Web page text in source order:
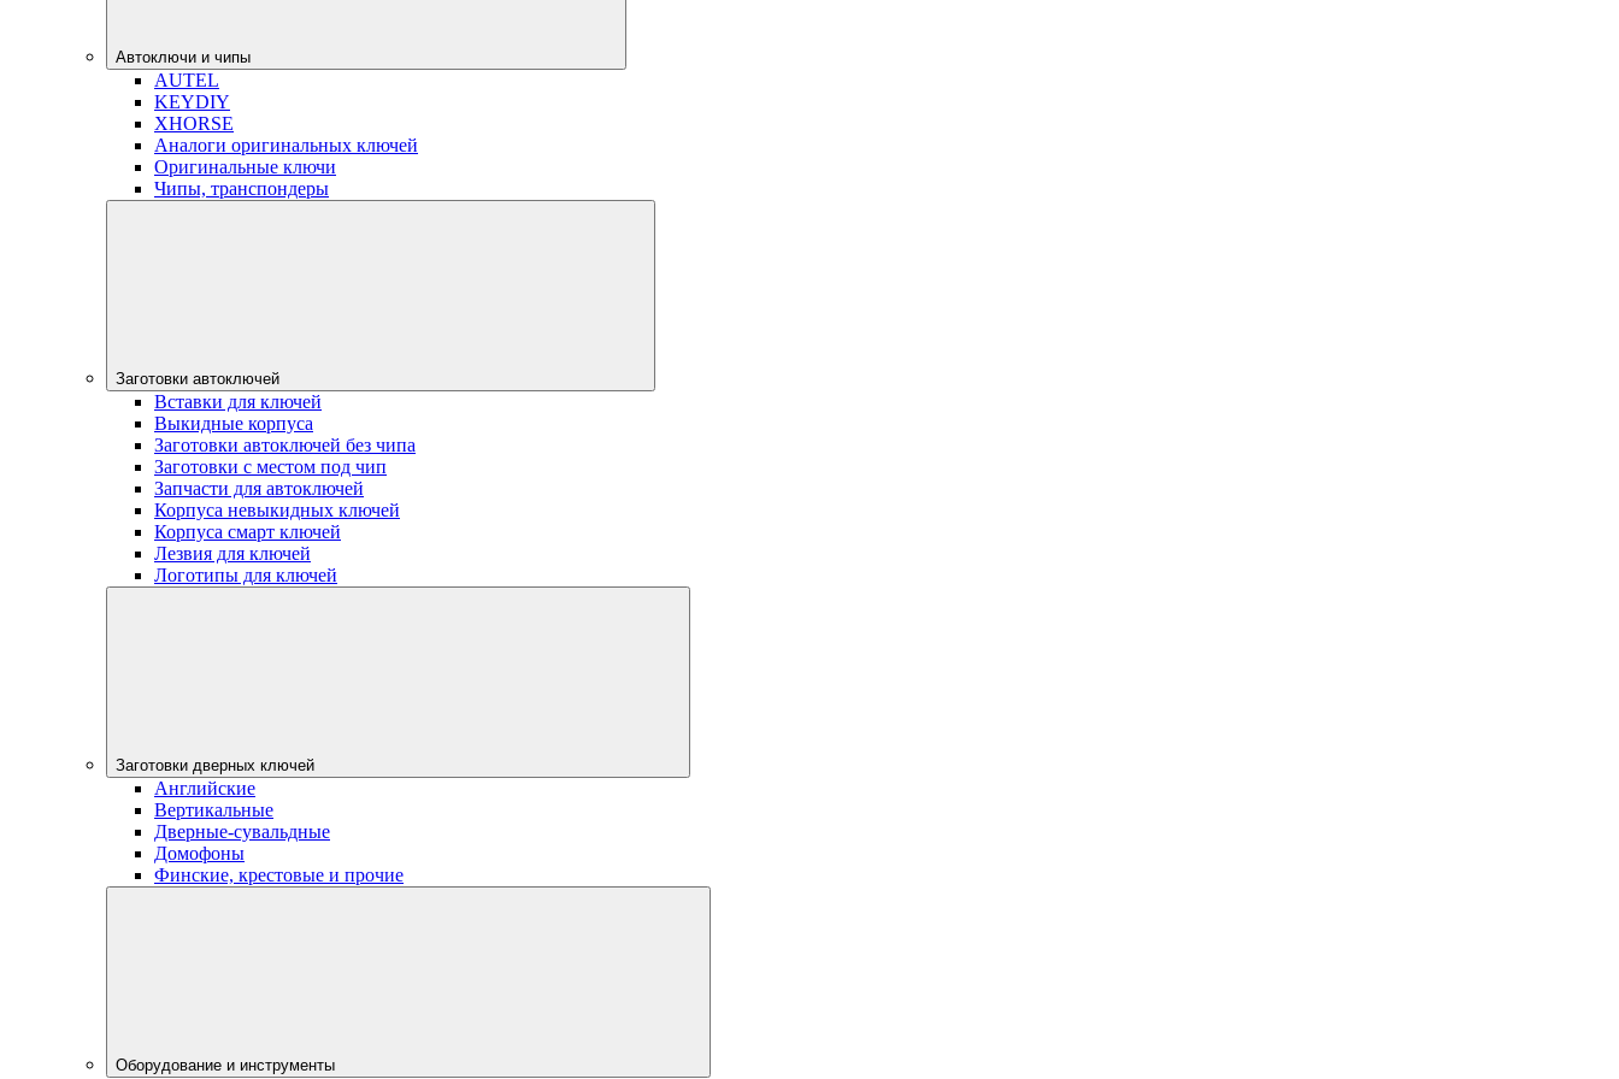
Автоключи и чипы
AUTEL
KEYDIY
XHORSE
Аналоги оригинальных ключей
Оригинальные ключи
Чипы, транспондеры
Заготовки автоключей
Вставки для ключей
Выкидные корпуса
Заготовки автоключей без чипа
Заготовки с местом под чип
Запчасти для автоключей
Корпуса невыкидных ключей
Корпуса смарт ключей
Лезвия для ключей
Логотипы для ключей
Заготовки дверных ключей
Английские
Вертикальные
Дверные-сувальдные
Домофоны
Финские, крестовые и прочие
Оборудование и инструменты